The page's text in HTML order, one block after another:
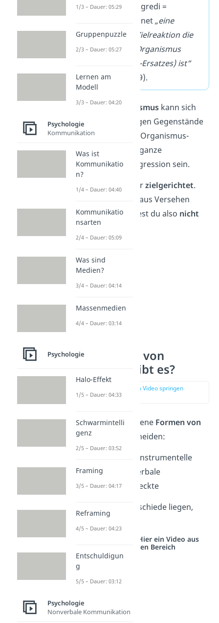
Aggression [lat. aggredi =
angreifen] bezeichnet„eine
Handlung, deren Zielreaktion die
Verletzung eines Organismus
(oder Organismus-Ersatzes) ist“
(Dollard et al., 1939).
In Form vonVandalismuskann sich
Aggression auch gegen Gegenstände
richten. Als weiterer Organismus-
Ersatz können auch ganze
GruppenZiel der Aggression sein.
Aggression ist immerzielgerichtet.
Eine Verletzung, die aus Versehen
geschieht, bezeichnest du also nicht
als Aggression.
Welche Arten von
Aggression gibt es?
zur Stelle im Video springen
(01:10)
Du kannst verschiedene Formen von
Aggression
unterscheiden:
Feindselige und instrumentelle
Physische und verbale
Offene und verdeckte
Wo genau die Unterschiede liegen,
erfährst du jetzt.
Studyflix vernetzt: Hier ein Video aus
einem anderen Bereich
1/3 – Dauer: 05:29
Gruppenpuzzle
2/3 – Dauer: 05:27
Lernen am
Modell
3/3 – Dauer: 04:20
Psychologie
Kommunikation
Was ist
Kommunikatio
n?
1/4 – Dauer: 04:40
Kommunikatio
nsarten
2/4 – Dauer: 05:09
Was sind
Medien?
3/4 – Dauer: 04:14
Massenmedien
4/4 – Dauer: 03:14
Psychologie
Halo-Effekt
1/5 – Dauer: 04:33
Schwarmintelli
genz
2/5 – Dauer: 03:52
Framing
3/5 – Dauer: 04:17
Reframing
4/5 – Dauer: 04:23
Entschuldigun
g
5/5 – Dauer: 03:12
Psychologie
Nonverbale Kommunikation